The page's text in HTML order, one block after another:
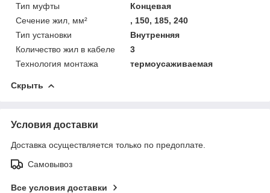
Тип муфты
Концевая
Сечение жил, мм²
, 150, 185, 240
Тип установки
Внутренняя
Количество жил в кабеле
3
Технология монтажа
термоусаживаемая
Скрыть
Условия доставки
Доставка осуществляется только по предоплате.
Самовывоз
Все условия доставки